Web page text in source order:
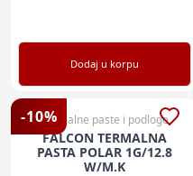
Dodaj u korpu
-10%
Termalne paste i podloge
FALCON TERMALNA
PASTA POLAR 1G/12.8
W/M.K